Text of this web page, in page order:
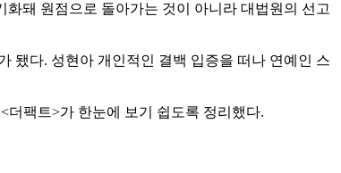
돼 원점으로 돌아가는 것이 아니라 대법원의 선고
됐다. 성현아 개인적인 결백 입증을 떠나 연예인 스
더팩트>가 한눈에 보기 쉽도록 정리했다.